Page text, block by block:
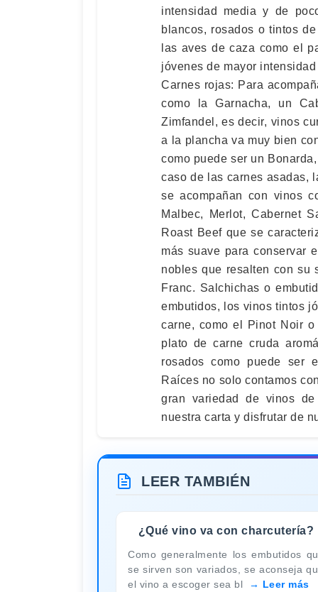
intensidad media y de
blancos, rosados o tintos
las aves de caza como el
jóvenes de mayor
Carnes rojas: Para
como la Garnacha, un
Zimfandel, es decir, vinos
a la plancha va muy bien
como puede ser un
caso de las carnes asadas,
se acompañan con vinos
Malbec, Merlot, Cabernet
Roast Beef que se
más suave para conservar
nobles que resalten con su
Franc. Salchichas o
embutidos, los vinos tintos
carne, como el Pinot Noir
plato de carne cruda
rosados como puede ser
Raíces no solo contamos
gran variedad de vinos
nuestra carta y disfrutar de
LEER TAMBIÉN
¿Qué vino va con charcutería?
Como generalmente los embutidos
se sirven son variados, se aconseja
el vino a escoger sea bl
Leer más